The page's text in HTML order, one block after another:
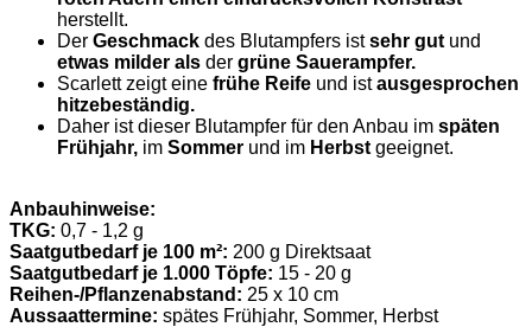
herstellt.
Der Geschmack des Blutampfers istsehr gut und
etwas milder als der grüne Sauerampfer.
Scarlett zeigt eine frühe Reife und istausgesprochen
hitzebeständig.
Daher ist dieser Blutampfer für den Anbau im späten
Frühjahr, im Sommer und im Herbst geeignet.
Anbauhinweise:
TKG: 0,7 - 1,2 g
Saatgutbedarf je 100 m²: 200 g Direktsaat
Saatgutbedarf je 1.000 Töpfe: 15 - 20 g
Reihen-/Pflanzenabstand: 25 x 10 cm
Aussaattermine: spätes Frühjahr, Sommer, Herbst